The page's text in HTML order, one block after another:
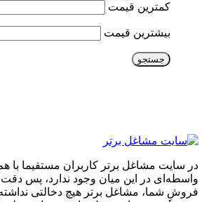
کمترین قیمت
بیشترین قیمت
جستجو
در سایت مشاغل برتر کاربران مستقیما با
واسطه‌ای در این میان وجود ندارد، پس دقت
فروشِ شما، مشاغل برتر هیچ دخالتی نداشته